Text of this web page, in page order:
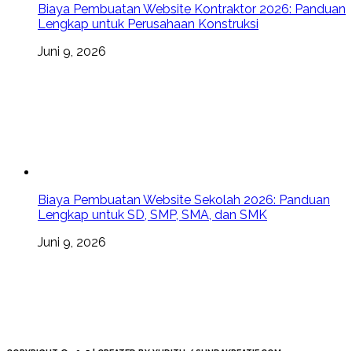
Biaya Pembuatan Website Kontraktor 2026: Panduan
Lengkap untuk Perusahaan Konstruksi
Juni 9, 2026
Biaya Pembuatan Website Sekolah 2026: Panduan
Lengkap untuk SD, SMP, SMA, dan SMK
Juni 9, 2026